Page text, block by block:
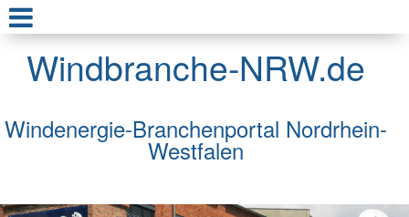
Windbranche-NRW.de
Windenergie-Branchenportal Nordrhein-
Westfalen